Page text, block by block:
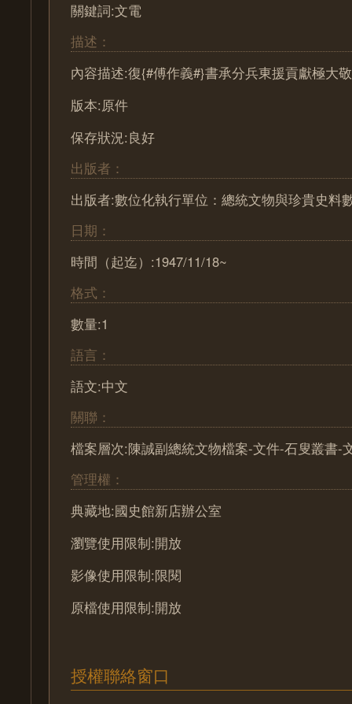
關鍵詞:文電
描述：
內容描述:復{#傅作義#}書承分兵東援貢獻極大
版本:原件
保存狀況:良好
出版者：
出版者:數位化執行單位：總統文物與珍貴史料
日期：
時間（起迄）:1947/11/18~
格式：
數量:1
語言：
語文:中文
關聯：
檔案層次:陳誠副總統文物檔案-文件-石叟叢書-
管理權：
典藏地:國史館新店辦公室
瀏覽使用限制:開放
影像使用限制:限閱
原檔使用限制:開放
授權聯絡窗口